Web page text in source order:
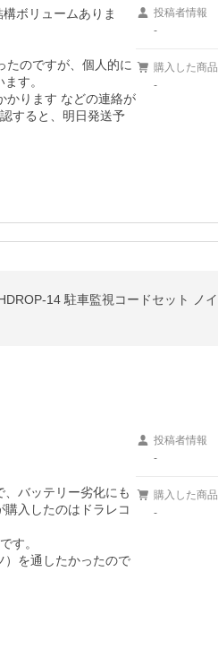
ボリュームありま
たのですが、個人的に
す。
かります などの連絡が
すると、明日発送予
投稿者情報
-
購入した商品
-
バッテリー劣化にも
入したのはドラレコ
す。
）を通したかったので
投稿者情報
-
購入した商品
-